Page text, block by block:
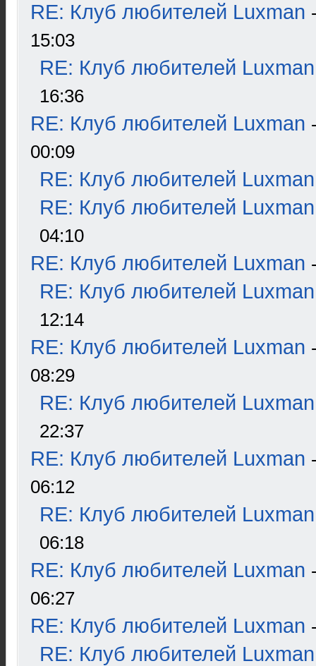
RE: Клуб любителей Luxman
15:03
RE: Клуб любителей Luxman
16:36
RE: Клуб любителей Luxman
00:09
RE: Клуб любителей Luxman
RE: Клуб любителей Luxman
04:10
RE: Клуб любителей Luxman
RE: Клуб любителей Luxman
12:14
RE: Клуб любителей Luxman
08:29
RE: Клуб любителей Luxman
22:37
RE: Клуб любителей Luxman
06:12
RE: Клуб любителей Luxman
06:18
RE: Клуб любителей Luxman
06:27
RE: Клуб любителей Luxman
RE: Клуб любителей Luxman